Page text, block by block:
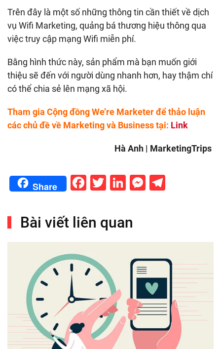
Trên đây là một số những thông tin cần thiết về dịch
vụ Wifi Marketing, quảng bá thương hiệu thông qua
việc truy cập mạng Wifi miễn phí.
Bằng hình thức này, sản phẩm mà bạn muốn giới
thiệu sẽ đến với người dùng nhanh hơn, hay thậm chí
có thể chia sẻ lên mạng xã hội.
Tham gia Cộng đồng We’re Marketer để thảo luận
các chủ đề về Marketing và Business tại: Link
Hà Anh | MarketingTrips
Share Facebook
Twitter
LinkedIn
Bài viết liên quan